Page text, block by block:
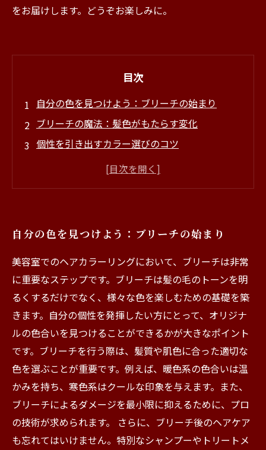
をお届けします。どうぞお楽しみに。
目次
自分の色を見つけよう：ブリーチの始まり
ブリーチの魔法：髪色がもたらす変化
個性を引き出すカラー選びのコツ
自分の肌色や髪質に合ったブリーチが大切な理
自分だけの特別な色で毎日を楽しむ方法
自分の色を見つけよう：ブリーチの始まり
美容室でのヘアカラーリングにおいて、ブリーチは非常
に重要なステップです。ブリーチは髪の毛のトーンを明
るくするだけでなく、様々な色を楽しむための基礎を築
きます。自分の個性を発揮したい方にとって、オリジナ
ルの色合いを見つけることができるかが大きなポイント
です。ブリーチを行う際は、髪質や肌色に合った適切な
色を選ぶことが重要です。例えば、暖色系の色合いは温
かみを持ち、寒色系はクールな印象を与えます。また、
ブリーチによるダメージを最小限に抑えるために、プロ
の技術が求められます。 さらに、ブリーチ後のヘアケア
も忘れてはいけません。特別なシャンプーやトリートメ